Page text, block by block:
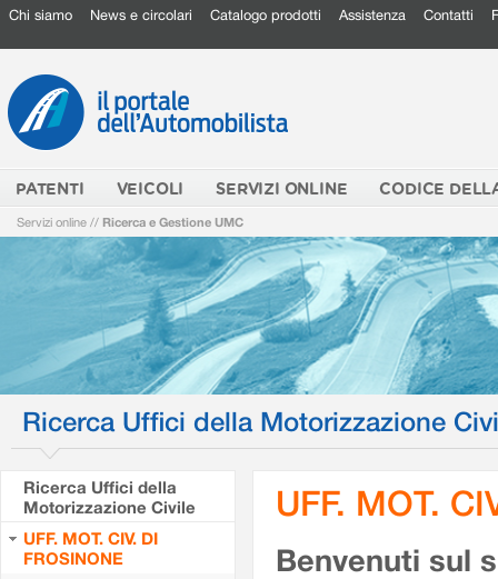
Chi siamo News e circolari Catalogo prodotti Assistenza Contatti
PATENTI VEICOLI SERVIZI ONLINE CODICE
Servizi online // Ricerca e Gestione UMC
Ricerca Uffici della Motorizzazione
Ricerca Uffici della
Motorizzazione Civile
UFF. MOT. CIV. DI
FROSINONE
UFF. MOT.
Benvenuti sul